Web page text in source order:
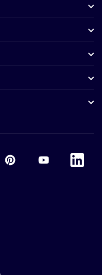
Accor PinterestAccor Youtube
Accor